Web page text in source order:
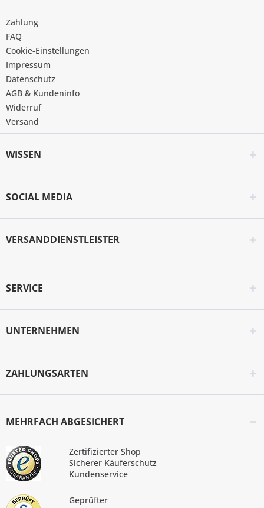
Zahlung
FAQ
Cookie-Einstellungen
Impressum
Datenschutz
AGB & Kundeninfo
Widerruf
Versand
WISSEN
SOCIAL MEDIA
VERSANDDIENSTLEISTER
SERVICE
UNTERNEHMEN
ZAHLUNGSARTEN
MEHRFACH ABGESICHERT
Zertifizierter Shop
Sicherer Käuferschutz
Kundenservice
Geprüfter